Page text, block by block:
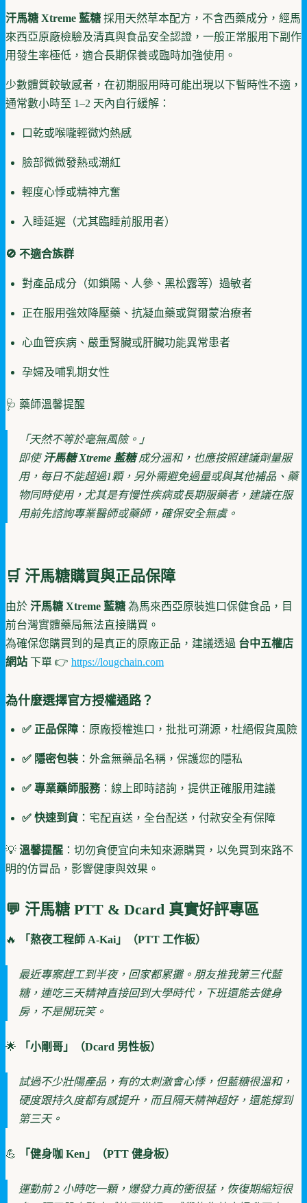
汗馬糖 Xtreme 藍糖 採用天然草本配方，不含西藥成分，經馬
來西亞原廠檢驗及清真與食品安全認證，一般正常服用下副作
用發生率極低，適合長期保養或臨時加強使用。
少數體質較敏感者，在初期服用時可能出現以下暫時性不適，
通常數小時至 1–2 天內自行緩解：
口乾或喉嚨輕微灼熱感
臉部微微發熱或潮紅
輕度心悸或精神亢奮
入睡延遲（尤其臨睡前服用者）
🚫 不適合族群
對產品成分（如鎖陽、人參、黑松露等）過敏者
正在服用強效降壓藥、抗凝血藥或賀爾蒙治療者
心血管疾病、嚴重腎臟或肝臟功能異常患者
孕婦及哺乳期女性
🩺 藥師溫馨提醒
「天然不等於毫無風險。」
即使汗馬糖 Xtreme 藍糖成分溫和，也應按照建議劑量服
用，每日不能超過1顆，另外需避免過量或與其他補品、藥
物同時使用，尤其是有慢性疾病或長期服藥者，建議在服
用前先諮詢專業醫師或藥師，確保安全無虞。
🛒 汗馬糖購買與正品保障
由於 汗馬糖 Xtreme 藍糖 為馬來西亞原裝進口保健食品，目
前台灣實體藥局無法直接購買。
為確保您購買到的是真正的原廠正品，建議透過 台中五權店
網站 下單 👉 https://lougchain.com
為什麼選擇官方授權通路？
✅ 正品保障 ：原廠授權進口，批批可溯源，杜絕假貨風險
✅ 隱密包裝 ：外盒無藥品名稱，保護您的隱私
✅ 專業藥師服務：線上即時諮詢，提供正確服用建議
✅ 快速到貨 ：宅配直送，全台配送，付款安全有保障
💡 溫馨提醒 ：切勿貪便宜向未知來源購買，以免買到來路不
明的仿冒品，影響健康與效果。
💬 汗馬糖 PTT & Dcard 真實好評專區
🔥 「熬夜工程師 A-Kai」（PTT 工作板）
最近專案趕工到半夜，回家都累攤。朋友推我第三代藍
糖，連吃三天精神直接回到大學時代，下班還能去健身
房，不是開玩笑。
🌟 「小剛哥」（Dcard 男性板）
試過不少壯陽產品，有的太刺激會心悸，但藍糖很溫和，
硬度跟持久度都有感提升，而且隔天精神超好，還能撐到
第三天。
💪 「健身咖 Ken」（PTT 健身板）
運動前 2 小時吃一顆，爆發力真的衝很猛，恢復期縮短很